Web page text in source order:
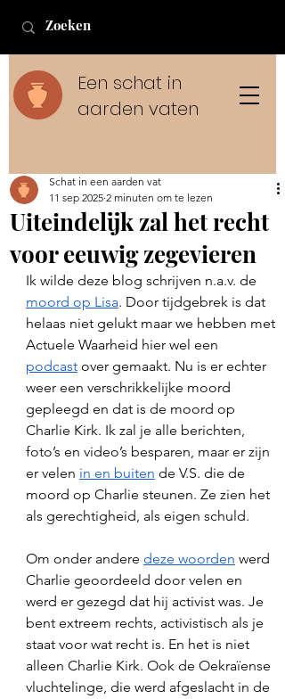
Een schat in
aarden vaten
Uiteindelijk zal het recht
voor eeuwig zegevieren
Schat in een aarden vat
11 sep 2025 2 minuten om te lezen
Ik wilde deze blog schrijven n.a.v. de
moord op Lisa. Door tijdgebrek is dat
helaas niet gelukt maar we hebben met
Actuele Waarheid hier wel een
podcast over gemaakt. Nu is er echter
weer een verschrikkelijke moord
gepleegd en dat is de moord op
Charlie Kirk. Ik zal je alle berichten,
foto’s en video’s besparen, maar er zijn
er velen in en buiten de V.S. die de
moord op Charlie steunen. Ze zien het
als gerechtigheid, als eigen schuld.
Om onder andere deze woorden werd
Charlie geoordeeld door velen en
werd er gezegd dat hij activist was. Je
bent extreem rechts, activistisch als je
staat voor wat recht is. En het is niet
alleen Charlie Kirk. Ook de Oekraïense
vluchtelinge, die werd afgeslacht in de